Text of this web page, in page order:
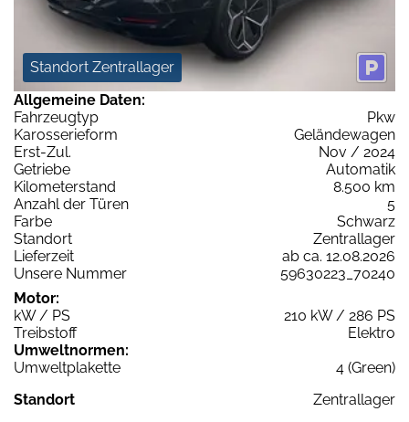
Standort Zentrallager
Allgemeine Daten:
Fahrzeugtyp
Pkw
Karosserieform
Geländewagen
Erst-Zul.
Nov / 2024
Getriebe
Automatik
Kilometerstand
8.500 km
Anzahl der Türen
5
Farbe
Schwarz
Standort
Zentrallager
Lieferzeit
ab ca. 12.08.2026
Unsere Nummer
59630223_70240
Motor:
kW / PS
210 kW / 286 PS
Treibstoff
Elektro
Umweltnormen:
Umweltplakette
4 (Green)
Standort
Zentrallager